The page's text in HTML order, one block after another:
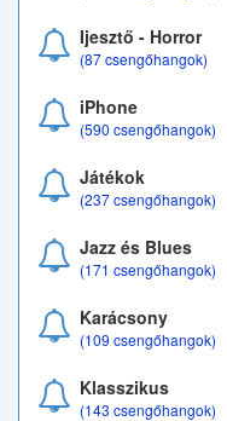
Ijesztő - Horror
(87 csengőhangok)
iPhone
(590 csengőhangok)
Játékok
(237 csengőhangok)
Jazz és Blues
(171 csengőhangok)
Karácsony
(109 csengőhangok)
Klasszikus
(143 csengőhangok)